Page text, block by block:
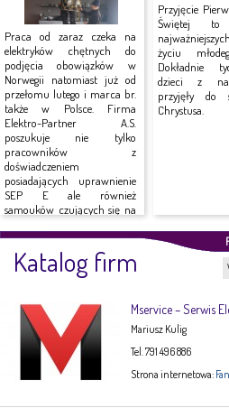
Praca od zaraz czeka na
elektryków chętnych do
podjęcia obowiązków w
Norwegii natomiast już od
przełomu lutego i marca br.
także w Polsce. Firma
Elektro-Partner A.S.
poszukuje nie tylko
pracowników z
doświadczeniem
posiadających uprawnienie
SEP E ale również
samouków czujących się na
Przyjęcie
Świętej
życiu
Dokładnie
dzieci z
przyjęły do
Chrystusa.
Katalog firm
Mservice – Serwis
Mariusz Kulig
Tel. 791 496 886
Strona internetowa: